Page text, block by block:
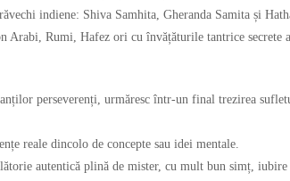
indiene: Shiva Samhita, Gheranda Samita și
Rumi, Hafez ori cu învățăturile tantrice secrete
perseverenți, urmăresc într-un final trezirea
reale dincolo de concepte sau idei mentale.
autentică plină de mister, cu mult bun simț, iubire